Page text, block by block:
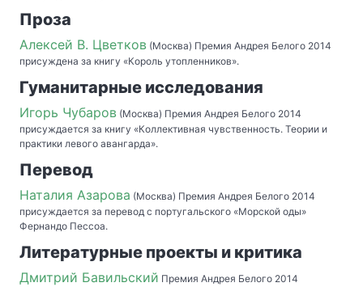
Проза
Алексей В. Цветков (Москва) Премия Андрея Белого 2014
присуждена за книгу «Король утопленников».
Гуманитарные исследования
Игорь Чубаров (Москва) Премия Андрея Белого 2014
присуждается за книгу «Коллективная чувственность. Теории и
практики левого авангарда».
Перевод
Наталия Азарова (Москва) Премия Андрея Белого 2014
присуждается за перевод с португальского «Морской оды»
Фернандо Пессоа.
Литературные проекты и критика
Дмитрий Бавильский Премия Андрея Белого 2014